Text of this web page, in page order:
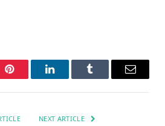
Pinterest LinkedInTumblr Email
NEXT ARTICLE